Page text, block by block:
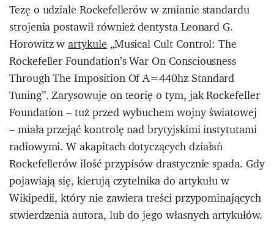
Tezę o udziale Rockefellerów w zmianie standardu
strojenia postawił również dentysta Leonard G.
Horowitz wartykule„Musical Cult Control: The
Rockefeller Foundation’s War On Consciousness
Through The Imposition Of A=440hz Standard
Tuning”.Zarysowuje on teorię o tym, jak Rockefeller
Foundation – tuż przed wybuchem wojny światowej
– miała przejąć kontrolę nad brytyjskimi instytutami
radiowymi. W akapitach dotyczących działań
Rockefellerów ilość przypisów drastycznie spada. Gdy
pojawiają się, kierują czytelnika do artykułu w
Wikipedii, który nie zawiera treści przypominających
stwierdzenia autora, lub do jego własnych artykułów.